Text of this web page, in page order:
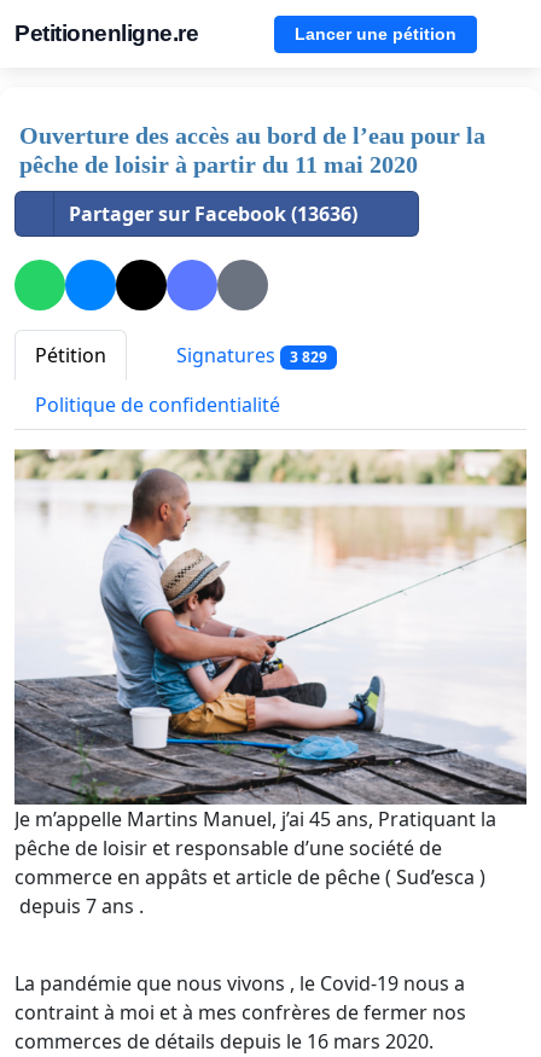
Petitionenligne.re Lancer une pétition
Ouverture des accès au bord de l’eau pour la
pêche de loisir à partir du 11 mai 2020
Partager sur Facebook (13636)
Pétition Signatures 3 829
Politique de confidentialité
Je m’appelle Martins Manuel, j’ai 45 ans, Pratiquant la
pêche de loisir et responsable d’une société de
commerce en appâts et article de pêche ( Sud’esca )
depuis 7 ans .
La pandémie que nous vivons , le Covid-19 nous a
contraint à moi et à mes confrères de fermer nos
commerces de détails depuis le 16 mars 2020.